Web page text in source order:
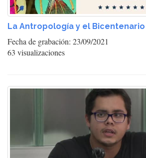
La Antropología y el Bicentenario
Fecha de grabación: 23/09/2021
63 visualizaciones